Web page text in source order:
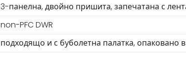
3-панелна, двойно пришита, запечатана с
non-PFC DWR
подходящо и с буболетна палатка, опаковано